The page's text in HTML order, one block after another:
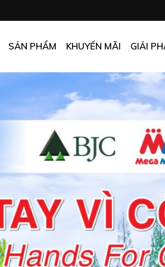
SẢN PHẨM KHUYẾN MÃI
CHƯƠNG TRÌNH
MUA ONLINE GIÁ TỐT
GIÁ TỐT CHO DOANH
GIẢI
CĂN
VĂN
TẠP
CHƯƠNG TRÌNH
ẤN PHẨM KHUYẾN
GIÁ TỐT CHO